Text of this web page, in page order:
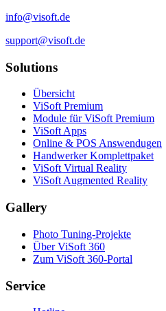
info@visoft.de
support@visoft.de
Solutions
Übersicht
ViSoft Premium
Module für ViSoft Premium
ViSoft Apps
Online & POS Answendugen
Handwerker Komplettpaket
ViSoft Virtual Reality
ViSoft Augmented Reality
Gallery
Photo Tuning-Projekte
Über ViSoft 360
Zum ViSoft 360-Portal
Service